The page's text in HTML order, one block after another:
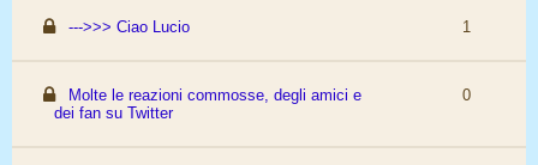
--->>> Ciao Lucio 1
Molte le reazioni commosse, degli amici e
dei fan su Twitter
0